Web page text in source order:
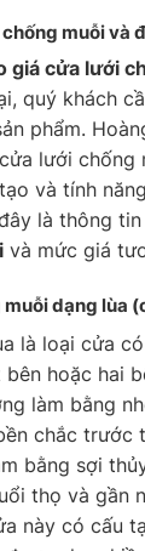
muỗi và
giá cửa lưới
quý khách
phẩm.
lưới chống
và tính
là thông
và mức giá
muỗidạng lùa
là loại cửa
bên hoặc hai
làm bằng
chắc trước
bằng sợi
thọ và gần
này có cấu